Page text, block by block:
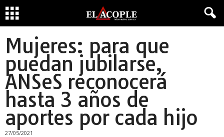
Mujeres: para que
puedan jubilarse,
ANSeS reconocerá
hasta 3 años de
aportes por cada hijo
27/05/2021